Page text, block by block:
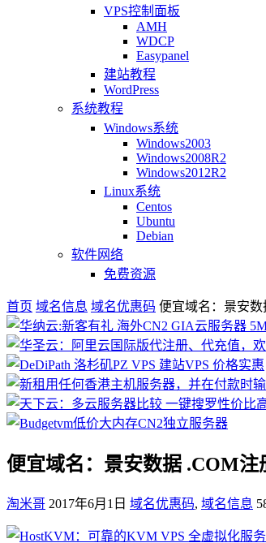
VPS控制面板
AMH
WDCP
Easypanel
建站教程
WordPress
系统教程
Windows系统
Windows2003
Windows2008R2
Windows2012R2
Linux系统
Centos
Ubuntu
Debian
软件网络
免费资源
首页 域名信息 域名优惠码 便宜域名：景安数
便宜域名：景安数据 .COM注
淘米哥 2017年6月1日 域名优惠码, 域名信息